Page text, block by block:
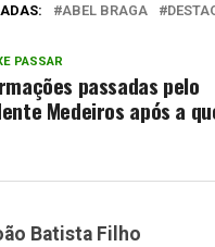
ABEL BRAGA
PASSAR
passadas pelo
Medeiros após a
Batista Filho